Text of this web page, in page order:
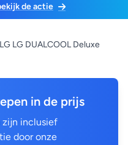
de actie
LG DUALCOOL Deluxe
in de prijs
zijn inclusief
door onze